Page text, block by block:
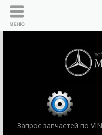
Запрос запчастей по VIN